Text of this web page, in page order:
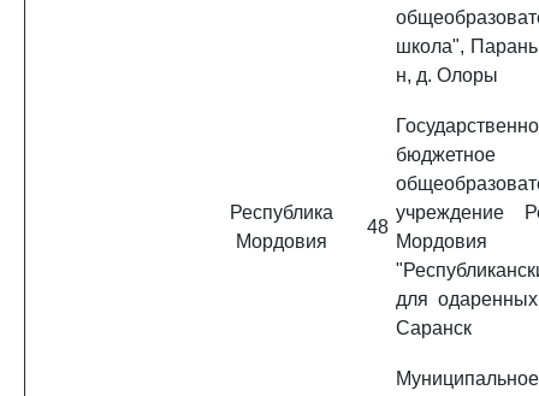
школа",
н, д. Олоры
Республика
Мордовия
48
бюджетное
учреждение
Мордовия
для одаренных
Саранск
Муниципальное